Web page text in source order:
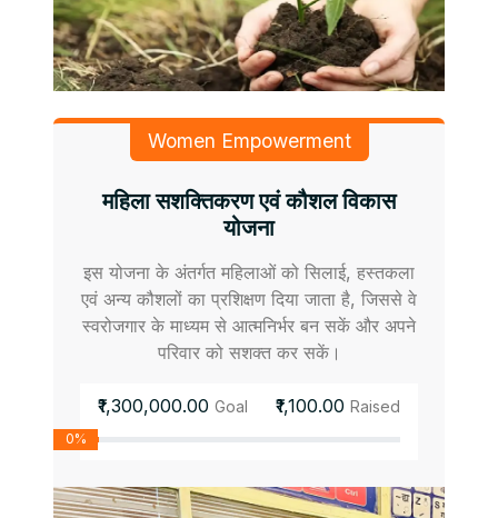
Women Empowerment
महिला सशक्तिकरण एवं कौशल विकास
योजना
इस योजना के अंतर्गत महिलाओं को सिलाई, हस्तकला
एवं अन्य कौशलों का प्रशिक्षण दिया जाता है, जिससे वे
स्वरोजगार के माध्यम से आत्मनिर्भर बन सकें और अपने
परिवार को सशक्त कर सकें।
₹1,300,000.00 Goal ₹1,100.00 Raised
0%